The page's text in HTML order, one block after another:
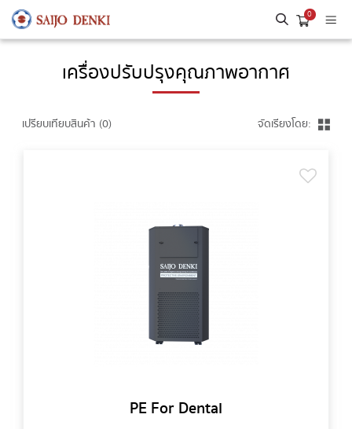
0
เครื่องปรับปรุงคุณภาพอากาศ
เปรียบเทียบสินค้า (0) จัดเรียงโดย:
PE For Dental